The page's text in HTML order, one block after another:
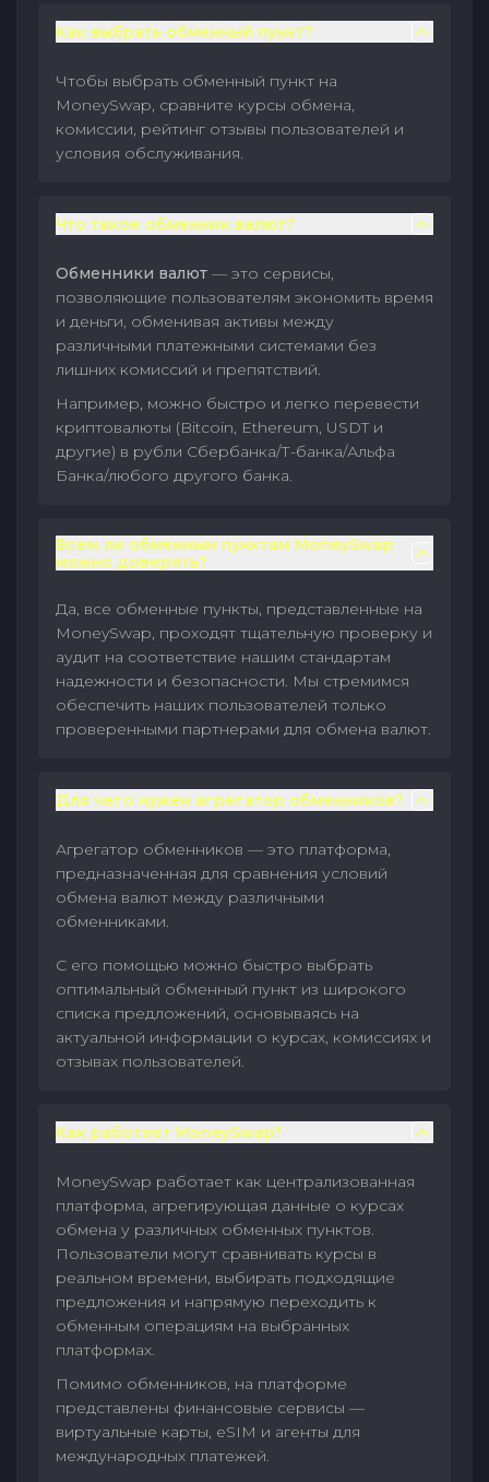
Как выбрать обменный пункт?
Чтобы выбрать обменный пункт на
MoneySwap, сравните курсы обмена,
комиссии, рейтинг отзывы пользователей и
условия обслуживания.
Что такое обменник валют?
Обменники валют — это сервисы,
позволяющие пользователям экономить время
и деньги, обменивая активы между
различными платежными системами без
лишних комиссий и препятствий.
Например, можно быстро и легко перевести
криптовалюты (Bitcoin, Ethereum, USDT и
другие) в рубли Сбербанка/Т-банка/Альфа
Банка/любого другого банка.
Всем ли обменным пунктам MoneySwap
можно доверять?
Да, все обменные пункты, представленные на
MoneySwap, проходят тщательную проверку и
аудит на соответствие нашим стандартам
надежности и безопасности. Мы стремимся
обеспечить наших пользователей только
проверенными партнерами для обмена валют.
Для чего нужен агрегатор обменников?
Агрегатор обменников — это платформа,
предназначенная для сравнения условий
обмена валют между различными
обменниками.
С его помощью можно быстро выбрать
оптимальный обменный пункт из широкого
списка предложений, основываясь на
актуальной информации о курсах, комиссиях и
отзывах пользователей.
Как работает MoneySwap?
MoneySwap работает как централизованная
платформа, агрегирующая данные о курсах
обмена у различных обменных пунктов.
Пользователи могут сравнивать курсы в
реальном времени, выбирать подходящие
предложения и напрямую переходить к
обменным операциям на выбранных
платформах.
Помимо обменников, на платформе
представлены финансовые сервисы —
виртуальные карты, eSIM и агенты для
международных платежей.